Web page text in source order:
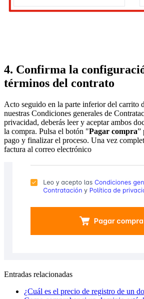
4. Confirma la
términos del contrato
Acto seguido en la parte inferior del carrito
nuestras Condiciones generales de
privacidad, deberás leer y aceptar ambos
la compra. Pulsa el botón "Pagar compra”
pago y finalizar el proceso. Una vez
factura al correo electrónico
Entradas relacionadas
¿Cuál es el precio de registro de un